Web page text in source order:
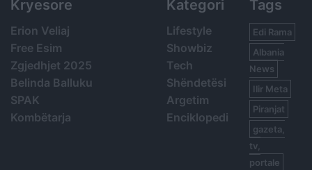
Kryesore
Erion Veliaj
Free Esim
Zgjedhjet 2025
Belinda Balluku
SPAK
Kombëtarja
Kategori
Lifestyle
Showbiz
Tech
Shëndetësi
Argetim
Enciklopedi
Tags
Edi Rama
Albania
News
Ilir Meta
Piranjat
gazeta,
tv,
portale